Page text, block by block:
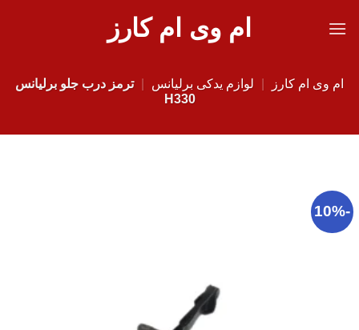
ام وی ام کارز
ام وی ام کارز لوازم یدکی برلیانس
ترمز درب جلو برلیانس
H330
-10%